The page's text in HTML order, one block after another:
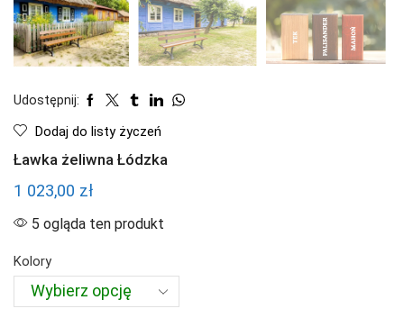
Udostępnij:
Dodaj do listy życzeń
Ławka żeliwna Łódzka
1 023,00 zł
5 ogląda ten produkt
Kolory